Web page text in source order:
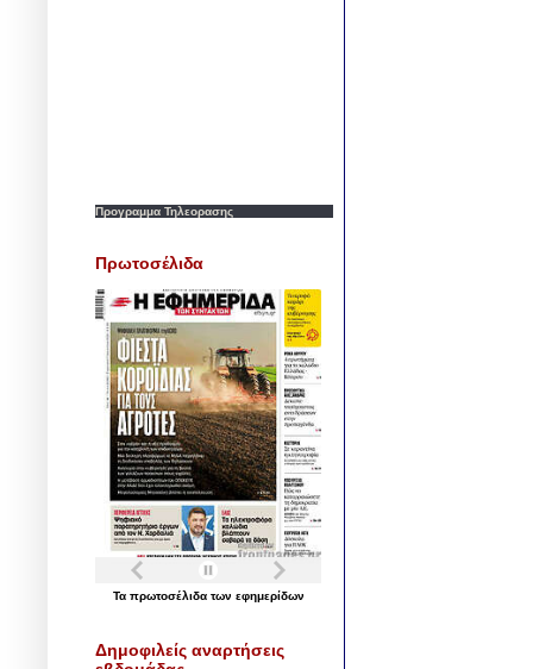
Προγραμμα Τηλεορασης
Πρωτοσέλιδα
Τα πρωτοσέλιδα των εφημερίδων
Δημοφιλείς αναρτήσεις